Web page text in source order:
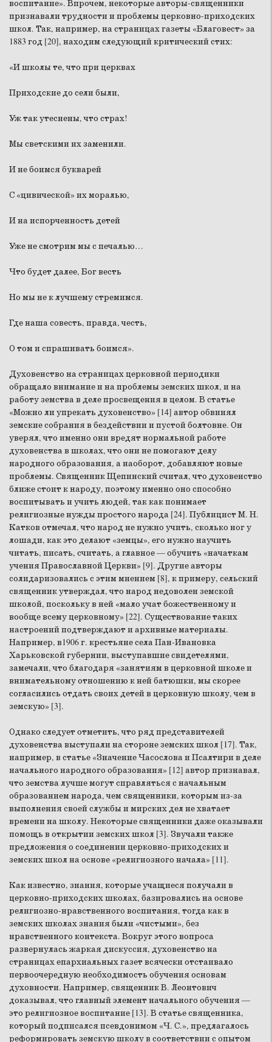
воспитание». Впрочем, некоторые авторы-священники
признавали трудности и проблемы церковно-приходских
школ. Так, например, на страницах газеты «Благовест» за
1883 год [20], находим следующий критический стих:
«И школы те, что при церквах
Приходские до сели были,
Уж так утеснены, что страх!
Мы светскими их заменили.
И не боимся букварей
С «цивической» их моралью,
И на испорченность детей
Уже не смотрим мы с печалью…
Что будет далее, Бог весть
Но мы не к лучшему стремимся.
Где наша совесть, правда, честь,
О том и спрашивать боимся».
Духовенство на страницах церковной периодики
обращало внимание и на проблемы земских школ, и на
работу земства в деле просвещения в целом. В статье
«Можно ли упрекать духовенство» [14] автор обвинял
земские собрания в бездействии и пустой болтовне. Он
уверял, что именно они вредят нормальной работе
духовенства в школах, что они не помогают делу
народного образования, а наоборот, добавляют новые
проблемы. Священник Щепинский считал, что духовенство
ближе стоит к народу, поэтому именно оно способно
воспитывать и учить людей, так как понимает
религиозные нужды простого народа [24]. Публицист М. Н.
Катков отмечал, что народ не нужно учить, сколько ног у
лошади, как это делают «земцы», его нужно научить
читать, писать, считать, а главное — обучить «начаткам
учения Православной Церкви» [9]. Другие авторы
солидаризовались с этим мнением [8], к примеру, сельский
священник утверждал, что народ недоволен земской
школой, поскольку в ней «мало учат божественному и
вообще всему церковному» [22]. Существование таких
настроений подтверждают и архивные материалы.
Например, в1906 г. крестьяне села Пан-Ивановка
Харьковской губернии, выступавшие свидетелями,
замечали, что благодаря «занятиям в церковной школе и
внимательному отношению к ней батюшки, мы скорее
согласились отдать своих детей в церковную школу, чем в
земскую» [3].
Однако следует отметить, что ряд представителей
духовенства выступали на стороне земских школ [17]. Так,
например, в статье «Значение Часослова и Псалтири в деле
начального народного образования» [12] автор признавал,
что земства лучше могут справляться с начальным
образованием народа, чем священники, которым из-за
выполнения своей службы и мирских дел не хватает
времени на школу. Некоторые священники даже оказывали
помощь в открытии земских школ [3]. Звучали также
предложения о соединении церковно-приходских и
земских школ на основе «религиозного начала» [11].
Как известно, знания, которые учащиеся получали в
церковно-приходских школах, базировались на основе
религиозно-нравственного воспитания, тогда как в
земских школах знания были «чистыми», без
нравственного контекста. Вокруг этого вопроса
развернулась жаркая дискуссия, духовенство на
страницах епархиальных газет всячески отстаивало
первоочередную необходимость обучения основам
духовности. Например, священник В. Леонтович
доказывал, что главный элемент начального обучения —
это религиозное воспитание [13]. В статье священника,
который подписался псевдонимом «Ч. С.», предлагалось
реформировать земскую школу в соответствии с опытом